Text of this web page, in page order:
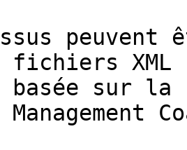
peuvent
basée sur la
Management